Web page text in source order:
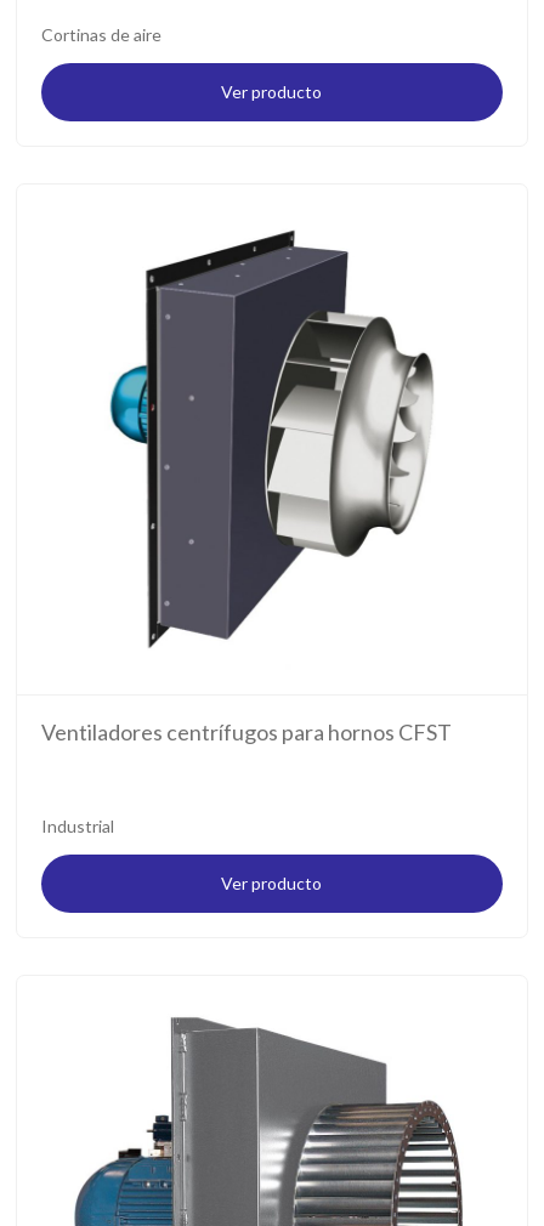
Cortinas de aire
Ver producto
Ventiladores centrífugos para hornos CFST
Industrial
Ver producto